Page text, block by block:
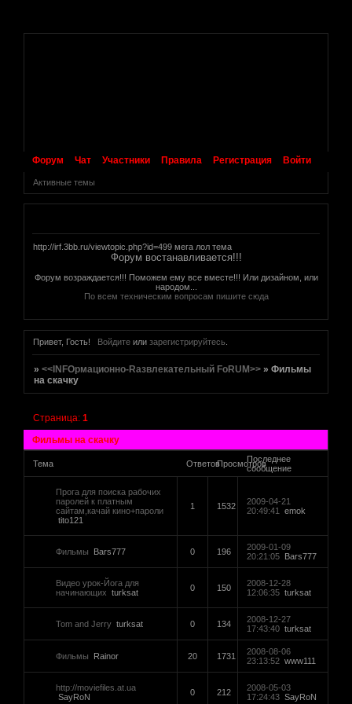
Форум Чат Участники Правила Регистрация Войти
Активные темы
http://irf.3bb.ru/viewtopic.php?id=499 мега лол тема
Форум востанавливается!!!
Форум возраждается!!! Поможем ему все вместе!!! Или дизайном, или
народом...
По всем техническим вопросам пишите сюда
Привет, Гость! Войдитеили зарегистрируйтесь.
»<<INFOрмационно-Rазвлекательный FoRUM>> »Фильмы
на скачку
Фильмы на скачку
Страница:1
Тема ОтветовПросмотровПоследнее
сообщение
Прога для поиска рабочих
паролей к платным
сайтам,качай кино+пароли
tito121
1 1532
2009-04-21
20:49:41
emok
Фильмы Bars777 0 196
2009-01-09
20:21:05 Bars777
Видео урок-Йога для
начинающих
turksat 0 150
2008-12-28
12:06:35 turksat
Tom and Jerry turksat 0 134
2008-12-27
17:43:40 turksat
Фильмы Rainor 20 1731
2008-08-06
23:13:52 www111
http://moviefiles.at.ua
SayRoN
0 212
2008-05-03
17:24:43 SayRoN